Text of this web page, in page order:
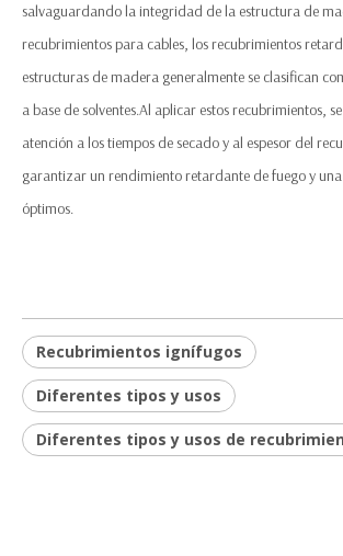
salvaguardando la integridad de la estructura de
recubrimientos para cables, los recubrimientos
estructuras de madera generalmente se clasifican
a base de solventes.Al aplicar estos recubrimientos,
atención a los tiempos de secado y al espesor del
garantizar un rendimiento retardante de fuego y
óptimos.
Recubrimientos ignífugos
Diferentes tipos y usos
Diferentes tipos y usos de